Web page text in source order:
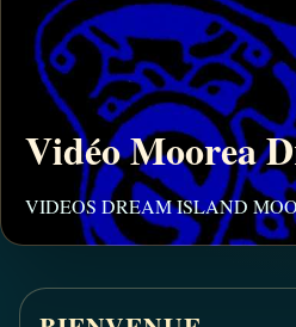
Vidéo Moorea
VIDEOS DREAM ISLAND